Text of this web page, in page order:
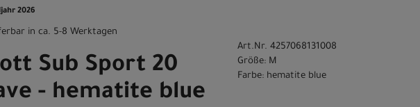
2026
in ca. 5-8 Werktagen
Sub Sport 20
- hematite blue
Art.Nr. 4257068131008
Größe: M
Farbe: hematite blue